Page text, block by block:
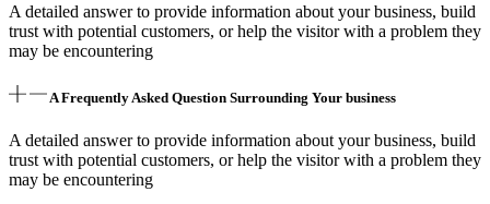
A detailed answer to provide information about your business, build
trust with potential customers, or help the visitor with a problem they
may be encountering
A Frequently Asked Question Surrounding Your business
A detailed answer to provide information about your business, build
trust with potential customers, or help the visitor with a problem they
may be encountering